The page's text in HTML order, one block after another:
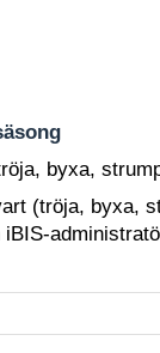
byxa,
(tröja, byxa,